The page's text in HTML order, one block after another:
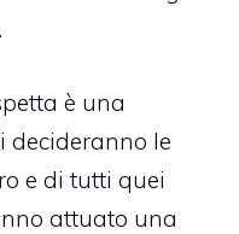
è una
decideranno le
e di tutti quei
attuato una